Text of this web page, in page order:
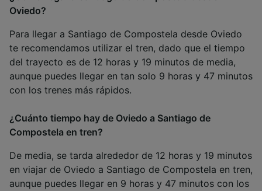
Oviedo?
Para llegar a Santiago de Compostela desde Oviedo
te recomendamos utilizar el tren, dado que el tiempo
del trayecto es de 12 horas y 19 minutos de media,
aunque puedes llegar en tan solo 9 horas y 47 minutos
con los trenes más rápidos.
¿Cuánto tiempo hay de Oviedo a Santiago de
Compostela en tren?
De media, se tarda alrededor de 12 horas y 19 minutos
en viajar de Oviedo a Santiago de Compostela en tren,
aunque puedes llegar en 9 horas y 47 minutos con los